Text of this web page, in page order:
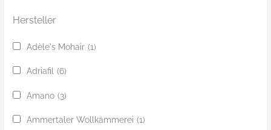
Hersteller
Adèle's Mohair (1)
Adriafil (6)
Amano (3)
Ammertaler Wollkämmerei (1)